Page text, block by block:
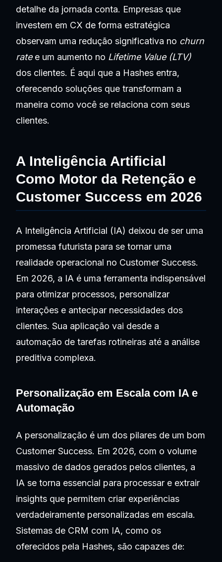
detalhe da jornada conta. Empresas que
investem em CX de forma estratégica
observam uma redução significativa no churn
ratee um aumento no Lifetime Value (LTV)
dos clientes. É aqui que a Hashes entra,
oferecendo soluções que transformam a
maneira como você se relaciona com seus
clientes.
A Inteligência Artificial
Como Motor da Retenção e
Customer Success em 2026
A Inteligência Artificial (IA) deixou de ser uma
promessa futurista para se tornar uma
realidade operacional no Customer Success.
Em 2026, a IA é uma ferramenta indispensável
para otimizar processos, personalizar
interações e antecipar necessidades dos
clientes. Sua aplicação vai desde a
automação de tarefas rotineiras até a análise
preditiva complexa.
Personalização em Escala com IA e
Automação
A personalização é um dos pilares de um bom
Customer Success. Em 2026, com o volume
massivo de dados gerados pelos clientes, a
IA se torna essencial para processar e extrair
insights que permitem criar experiências
verdadeiramente personalizadas em escala.
Sistemas de CRM com IA, como os
oferecidos pela Hashes, são capazes de: